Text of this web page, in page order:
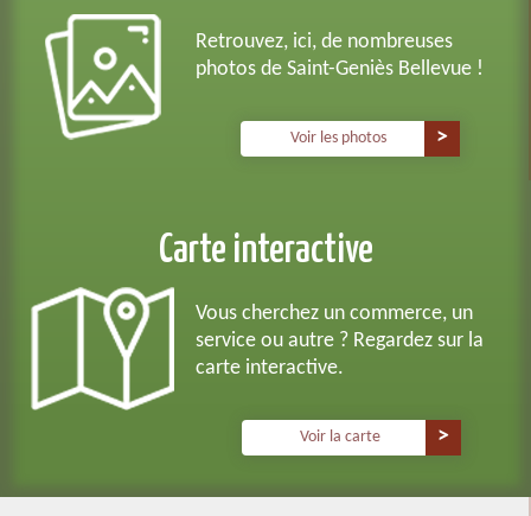
Retrouvez, ici, de nombreuses
photos de Saint-Geniès Bellevue !
Voir les photos
Carte interactive
Vous cherchez un commerce, un
service ou autre ? Regardez sur la
carte interactive.
Voir la carte